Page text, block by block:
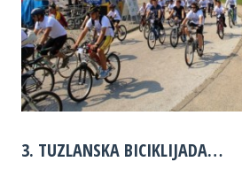
3. TUZLANSKA BICIKLIJADA…